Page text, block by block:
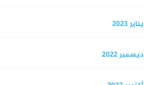
يناير 2023
ديسمبر 2022